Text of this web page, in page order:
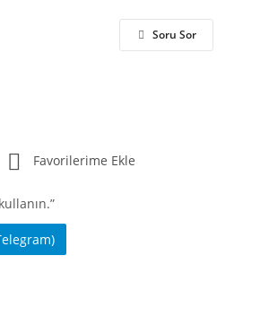
Soru Sor
Favorilerime Ekle